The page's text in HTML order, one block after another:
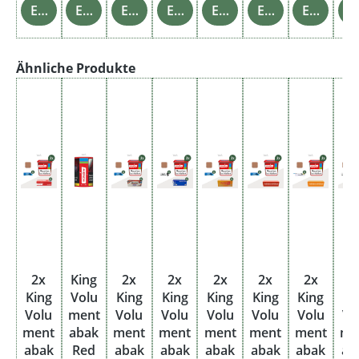
Einzelheiten Einzelheiten Einzelheiten Einzelheiten Einzelheiten Einzelheiten Einzelheiten
Produktgalerie überspringen
Ähnliche Produkte
2x
King
Volu
ment
abak
King
Volu
ment
abak
Red
2x
King
Volu
ment
abak
2x
King
Volu
ment
abak
2x
King
Volu
ment
abak
2x
King
Volu
ment
abak
2x
King
Volu
ment
abak